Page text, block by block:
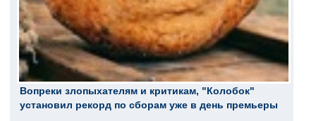
Вопреки злопыхателям и критикам, "Колобок"
установил рекорд по сборам уже в день премьеры